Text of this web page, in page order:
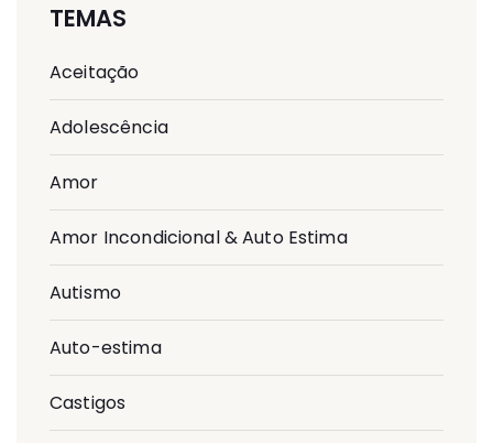
TEMAS
Aceitação
Adolescência
Amor
Amor Incondicional & Auto Estima
Autismo
Auto-estima
Castigos